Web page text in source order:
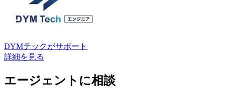
DYMテックがサポート
詳細を見る
エージェントに相談